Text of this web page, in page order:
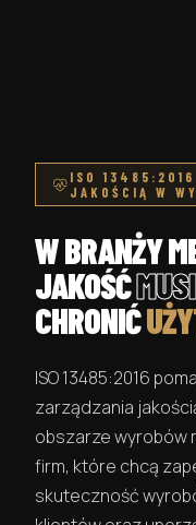
ISO 13485:2016
JAKOŚCIĄ W
W BRANŻY
JAKOŚĆMUSI
CHRONIĆ
ISO 13485:2016
zarządzania
obszarze wyrobów
firm, które chcą
skuteczność